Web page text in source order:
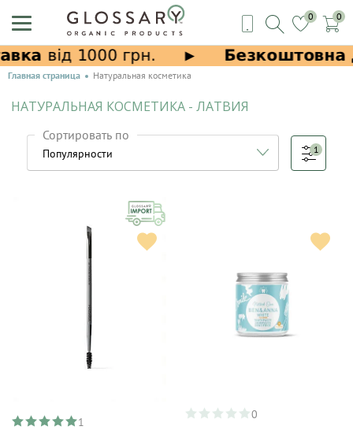
0 0
Главная страница Натуральная косметика
НАТУРАЛЬНАЯ КОСМЕТИКА - ЛАТВИЯ
Сортировать по
1
1
0